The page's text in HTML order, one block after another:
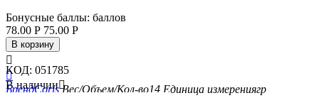
Бонусные баллы: баллов
78.00 Р 75.00 Р
В корзину


БрендCorisВес/Объем/Кол-во14 Единица измерениягр
КОД: 051785
В наличии